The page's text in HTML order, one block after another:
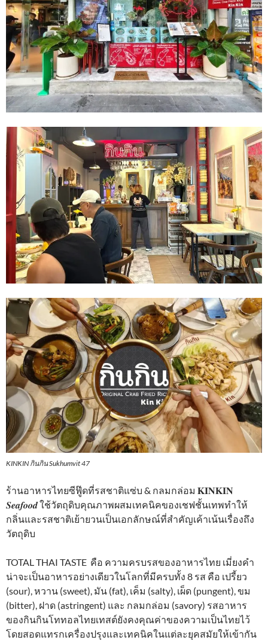
KINKIN กินกิน Sukhumvit 47
ร้านอาหารไทยซีฟู๊ดที่รสชาติแซ่บ & กลมกล่อม 𝐊𝐈𝐍𝐊𝐈𝐍
𝑺𝒆𝒂𝒇𝒐𝒐𝒅 ใช้วัตถุดิบคุณภาพผสมเทคนิคของเชฟชั้นเทพทำให้
กลิ่นและรสชาติเย้ายวนเป็นเอกลักษณ์ที่สำคัญเค้าเน้นเรื่องถึง
วัตถุดิบ
TOTAL THAI TASTE คือ ความครบรสของอาหารไทย เมี่ยงคำ
น่าจะเป็นอาหารอย่างเดียวในโลกที่มีครบทั้ง 8 รส คือ เปรี้ยว
(sour), หวาน (sweet), มัน (fat), เค็ม (salty), เผ็ด (pungent), ขม
(bitter), ฝาด (astringent) และ กลมกล่อม (savory) รสอาหาร
ของกินกินโททอลไทยเทสต์ยังคงคุณค่าของความเป็นไทยไว้
โดยสอดแทรกเครื่องปรุงและเทคนิคในแต่ละยุคสมัยให้เข้ากัน